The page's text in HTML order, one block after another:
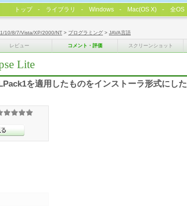
10/8/7/Vista/XP/2000/NT > プログラミング > JAVA言語
レビュー コメント・評価 スクリーンショット
Lite
を適用したものをインストーラ形式にした
トップ ライブラリ Windows Mac(OS X) 全OS